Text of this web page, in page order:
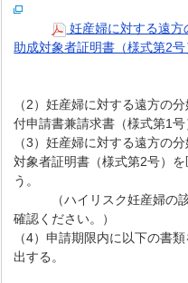
妊産婦に対する遠
助成対象者証明書（様式第2
（2）妊産婦に対する遠方の
付申請書兼請求書（様式第1号
（3）妊産婦に対する遠方の
対象者証明書（様式第2号）
う。
（ハイリスク妊産婦の該
確認ください。）
（4）申請期限内に以下の書
出する。